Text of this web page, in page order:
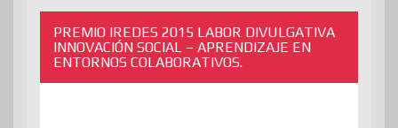
PREMIO IREDES 2015 LABOR DIVULGATIVA
INNOVACIÓN SOCIAL – APRENDIZAJE EN
ENTORNOS COLABORATIVOS.